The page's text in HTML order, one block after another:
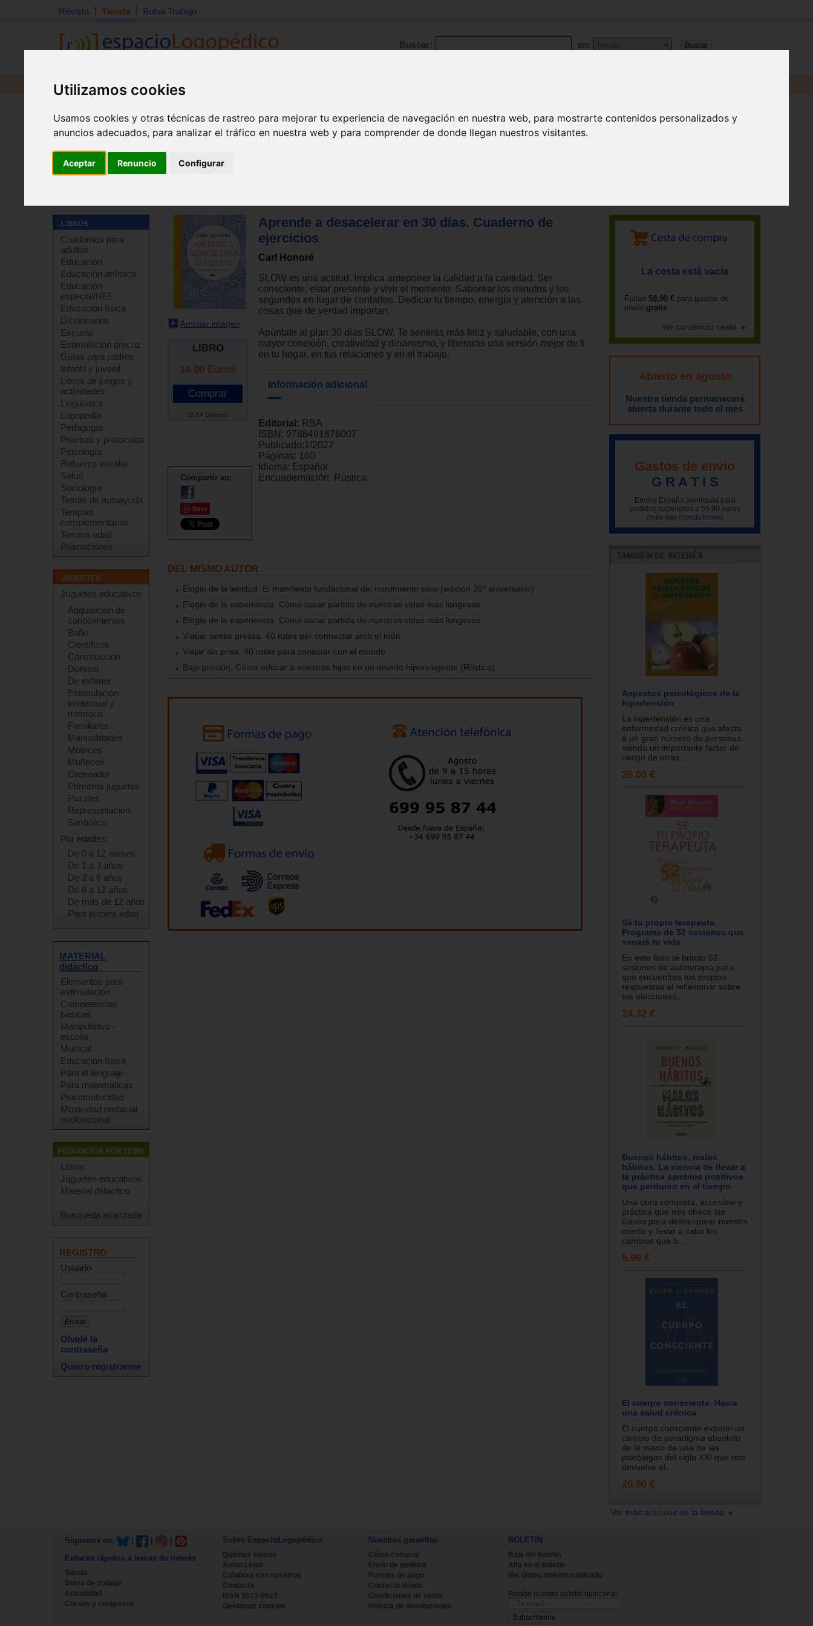
Utilizamos cookies
Usamos cookies y otras técnicas de rastreo para mejorar tu experiencia de navegación en nuestra web, para mostrarte contenidos personalizados y
anuncios adecuados, para analizar el tráfico en nuestra web y para comprender de donde llegan nuestros visitantes.
Aceptar Renuncio Configurar
Revista Tienda Bolsa Trabajo
Buscar: en:
Revista Libros Material
Cuadernos para
adultos
Educación
Educación artística
Educación
especial/NEE
Educación física
Diccionarios
Escuela
Estimulación precoz
Guías para padres
Infantil y juvenil
Libros de juegos y
actividades
Lingüística
Logopedia
Pedagogía
Pruebas y protocolos
Psicología
Refuerzo escolar
Salud
Sociología
Temas de autoayuda
Terapias
complementarias
Tercera edad
Promociones
Juguetes educativos
Adquisición de
conocimientos
Baño
Científicos
Construcción
Dominó
De exterior
Estimulación
intelectual y
memoria
Familiares
Manualidades
Motrices
Muñecos
Ordenador
Primeros juguetes
Puzzles
Representación
Simbólico
Por edades:
De 0 a 12 meses
De 1 a 3 años
De 3 a 6 años
De 6 a 12 años
De más de 12 años
Para tercera edad
MATERIAL
didáctico
Elementos para
estimulación
Competencias
básicas
Manipulativo -
escolar
Musical
Educación física
Para el lenguaje
Para matemáticas
Psicomotricidad
Motricidad orofacial
miofuncional
Libros
Juguetes educativos
Material didáctico
Busqueda avanzada
REGISTRO
Usuario
Contraseña
Olvidé la
contraseña
Quiero registrarme
Ampliar imagen
LIBRO
14.00 Euros
15.54 Dólares*
Compartir en:
Save
Aprende a desacelerar en 30 días. Cuaderno de
ejercicios
Carl Honoré
SLOW es una actitud. Implica anteponer la calidad a la cantidad. Ser
consciente, estar presente y vivir el momento. Saborear los minutos y los
segundos en lugar de contarlos. Dedicar tu tiempo, energía y atención a las
cosas que de verdad importan.
Apúntate al plan 30 días SLOW. Te sentirás más feliz y saludable, con una
mayor conexión, creatividad y dinamismo, y liberarás una versión mejor de ti
en tu hogar, en tus relaciones y en el trabajo.
Información adicional
Editorial: RBA
ISBN: 9788491876007
Publicado:1/2022
Páginas: 160
Idioma: Español
Encuadernación: Rústica
DEL MISMO AUTOR
Elogio de la lentitud. El manifiesto fundacional del movimiento slow (edición 20º aniversario)
Elogio de la experiencia. Cómo sacar partido de nuestras vidas más longevas
Elogio de la experiencia. Cómo sacar partida de nuestras vidas más longevas.
Viatjar sense pressa. 40 rutes per connectar amb el món
Viajar sin prisa. 40 rutas para conectar con el mundo
Bajo presión. Cómo educar a nuestros hijos en un mundo hiperexigente (Rústica)
La cesta está vacía
Faltan 59,90 € para gastos de
envío gratis
Ver contenido cesta
Abierto en agosto
Nuestra tienda permanecerá
abierta durante todo el mes
Gastos de envío
G R A T I S
Envíos España península para
pedidos superiores a 59,90 euros
(más iva) (condiciones)
Aspectos psicológicos de la
hipertensión
La hipertensión es una
enfermedad crónica que afecta
a un gran número de personas,
siendo un importante factor de
riesgo de otras...
26.00 €
Sé tu propio terapeuta.
Programa de 52 sesiones que
sanará tu vida
En este libro te brindo 52
sesiones de autoterapia para
que encuentres tus propias
respuestas al reflexionar sobre
tus elecciones,...
24.32 €
Buenos hábitos, malos
hábitos. La ciencia de llevar a
la práctica cambios positivos
que perduren en el tiempo.
Una obra completa, accesible y
práctica que nos ofrece las
claves para desbloquear nuestra
mente y llevar a cabo los
cambios que b...
5.99 €
El cuerpo consciente. Hacia
una salud crónica
El cuerpo consciente expone un
cambio de paradigma absoluto
de la mano de una de las
psicólogas del siglo XXI que nos
devuelve el...
20.90 €
Ver más artículos de la tienda
Síguenos en:
Enlaces rápidos a temas de interés
Tienda
Bolsa de trabajo
Actualidad
Cursos y congresos
Sobre EspacioLogopédico
Quienes somos
Aviso Legal
Colabora con nosotros
Contacta
ISSN 2013-0627
Gestionar cookies
Nuestras garantías
Cómo comprar
Envío de pedidos
Formas de pago
Contacto tienda
Condiciones de venta
Política de devoluciones
BOLETÍN
Baja del boletin
Alta en el boletin
Ver último boletin publicado
Recibe nuestro boletín quincenal.